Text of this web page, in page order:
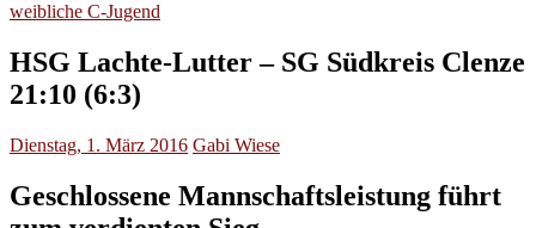
weibliche C-Jugend
HSG Lachte-Lutter – SG Südkreis Clenze
21:10 (6:3)
Dienstag, 1. März 2016 Gabi Wiese
Geschlossene Mannschaftsleistung führt